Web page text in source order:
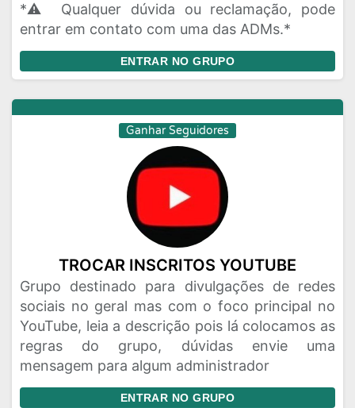
*⚠️ Qualquer dúvida ou reclamação, pode
entrar em contato com uma das ADMs.*
ENTRAR NO GRUPO
Ganhar Seguidores
TROCAR INSCRITOS YOUTUBE
Grupo destinado para divulgações de redes
sociais no geral mas com o foco principal no
YouTube, leia a descrição pois lá colocamos as
regras do grupo, dúvidas envie uma
mensagem para algum administrador
ENTRAR NO GRUPO